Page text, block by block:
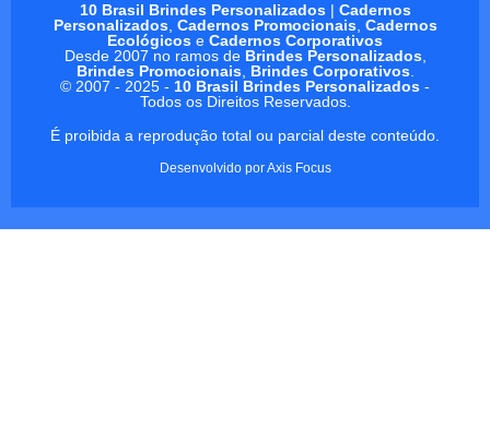
10 Brasil Brindes Personalizados| Cadernos
Personalizados, Cadernos Promocionais, Cadernos
Ecológicos e Cadernos Corporativos
Desde 2007 no ramos de Brindes Personalizados,
Brindes Promocionais, Brindes Corporativos.
© 2007 - 2025 - 10 Brasil Brindes Personalizados -
Todos os Direitos Reservados.
É proibida a reprodução total ou parcial deste conteúdo.
Desenvolvido porAxis Focus